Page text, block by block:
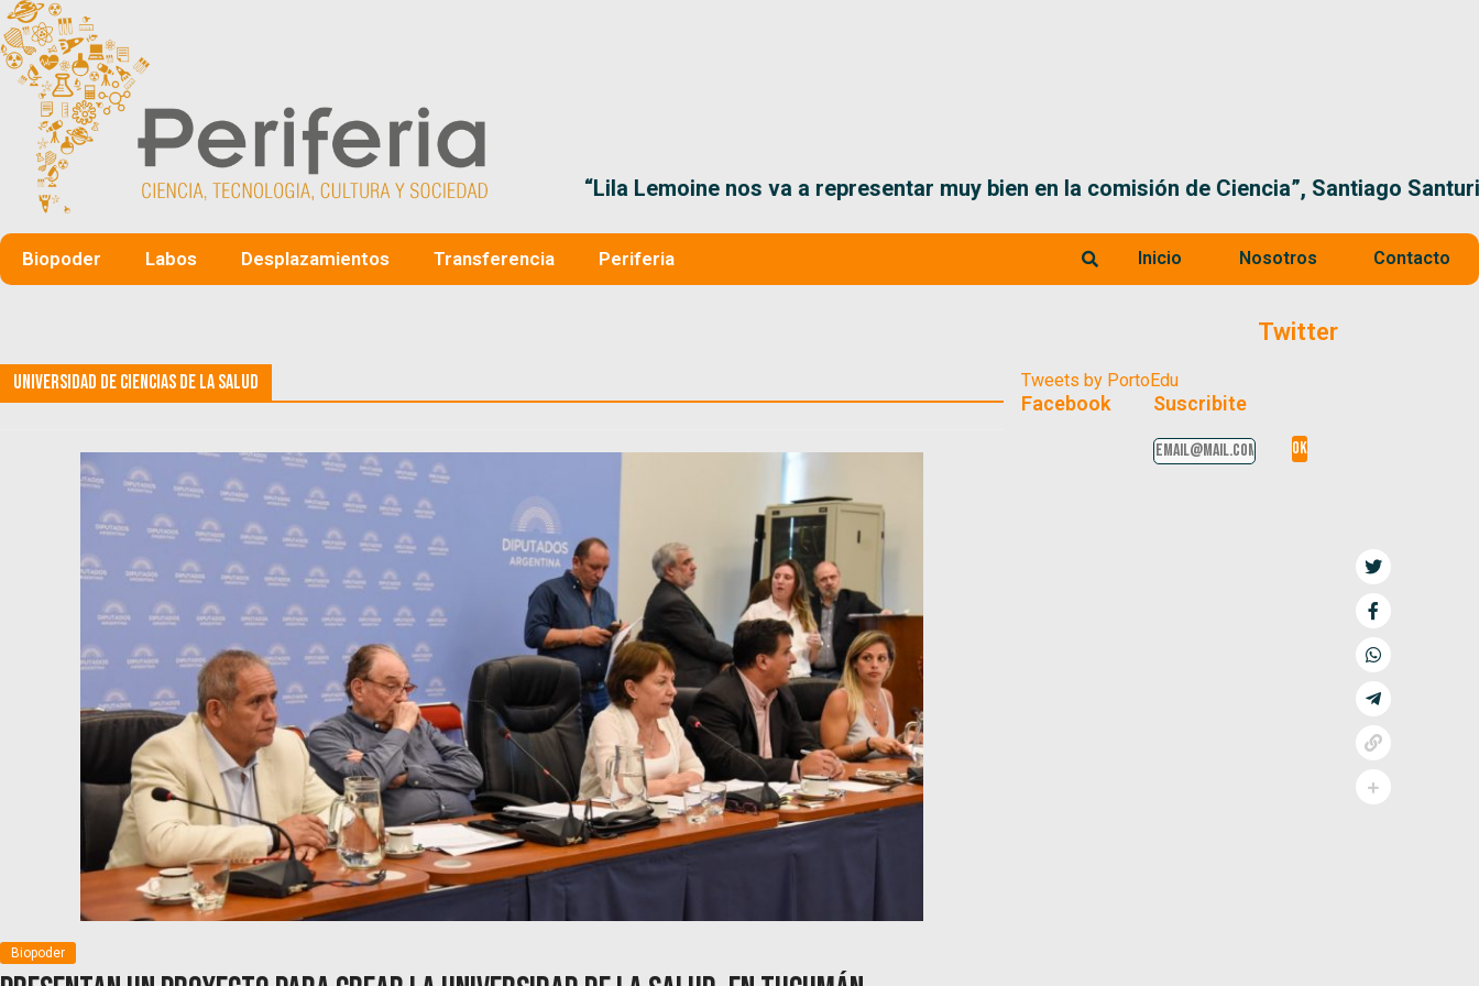
“Lila Lemoine nos va a representar muy bien en la comisión de Ciencia”, Santiago Santurio
Biopoder Labos Desplazamientos Transferencia Periferia Inicio Nosotros Contacto
Universidad de Ciencias de la Salud
Biopoder
Twitter
Tweets by PortoEdu
Facebook Suscribite